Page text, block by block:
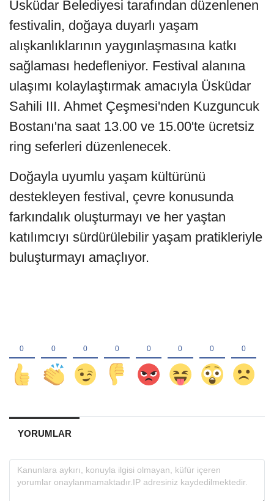
Üsküdar Belediyesi tarafından düzenlenen
festivalin, doğaya duyarlı yaşam
alışkanlıklarının yaygınlaşmasına katkı
sağlaması hedefleniyor. Festival alanına
ulaşımı kolaylaştırmak amacıyla Üsküdar
Sahili III. Ahmet Çeşmesi'nden Kuzguncuk
Bostanı'na saat 13.00 ve 15.00'te ücretsiz
ring seferleri düzenlenecek.
Doğayla uyumlu yaşam kültürünü
destekleyen festival, çevre konusunda
farkındalık oluşturmayı ve her yaştan
katılımcıyı sürdürülebilir yaşam pratikleriyle
buluşturmayı amaçlıyor.
YORUMLAR